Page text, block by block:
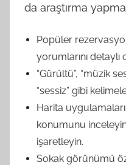
da araştırma
Popüler
yorumlarını detaylı
“Gürültü”, “müzik
“sessiz” gibi
Harita
konumunu
işaretleyin.
Sokak görünümü